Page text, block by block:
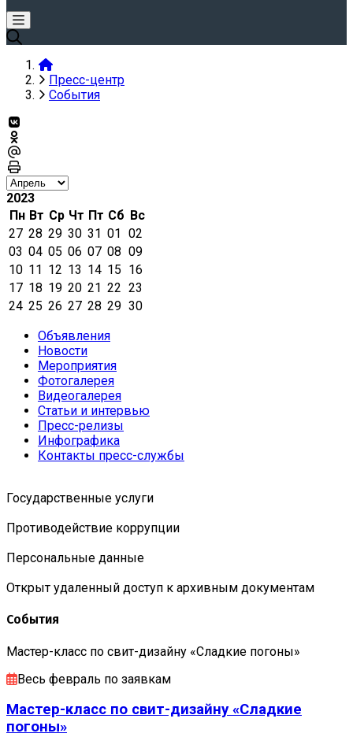
Пресс-центр
События
2023
Пн Вт Ср Чт Пт Сб Вс
27 28 29 30 31 01 02
03 04 05 06 07 08 09
10 11 12 13 14 15 16
17 18 19 20 21 22 23
24 25 26 27 28 29 30
Объявления
Новости
Мероприятия
Фотогалерея
Видеогалерея
Статьи и интервью
Пресс-релизы
Инфографика
Контакты пресс-службы
Государственные услуги
Противодействие коррупции
Персональные данные
Открыт удаленный доступ к архивным документам
События
Мастер-класс по свит-дизайну «Сладкие погоны»
Весь февраль по заявкам
Мастер-класс по свит-дизайну «Сладкие
погоны»